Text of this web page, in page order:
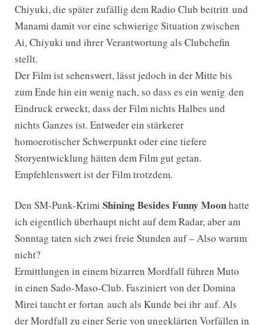
Chiyuki, die später zufällig dem Radio Club beitritt und
Manami damit vor eine schwierige Situation zwischen
Ai, Chiyuki und ihrer Verantwortung als Clubchefin
stellt.
Der Film ist sehenswert, lässt jedoch in der Mitte bis
zum Ende hin ein wenig nach, so dass es ein wenig den
Eindruck erweckt, dass der Film nichts Halbes und
nichts Ganzes ist. Entweder ein stärkerer
homoerotischer Schwerpunkt oder eine tiefere
Storyentwicklung hätten dem Film gut getan.
Empfehlenswert ist der Film trotzdem.
Den SM-Punk-Krimi Shining Besides Funny Moonhatte
ich eigentlich überhaupt nicht auf dem Radar, aber am
Sonntag taten sich zwei freie Stunden auf – Also warum
nicht?
Ermittlungen in einem bizarren Mordfall führen Muto
in einen Sado-Maso-Club. Fasziniert von der Domina
Mirei taucht er fortan auch als Kunde bei ihr auf. Als
der Mordfall zu einer Serie von ungeklärten Vorfällen in